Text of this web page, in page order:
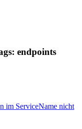
endpoints
im ServiceName nicht